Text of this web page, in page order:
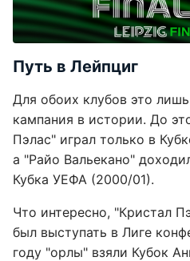
Путь в Лейпциг
Для обоих клубов это
кампания в истории. До
Пэлас" играл только в
а "Райо Вальекано"
Кубка УЕФА (2000/01).
Что интересно, "Кристал
был выступать в Лиге
году "орлы" взяли Кубок